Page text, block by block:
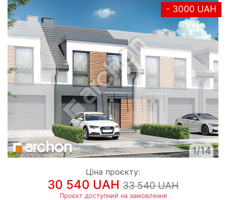
- 3000 UAH
1/14
Ціна проєкту:
30 540 UAH 33 540 UAH
Проєкт доступний на замовлення